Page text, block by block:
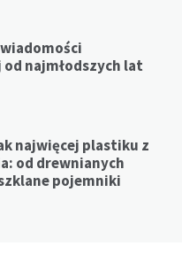
najmłodszych lat
najwięcej plastiku z
od drewnianych
pojemniki